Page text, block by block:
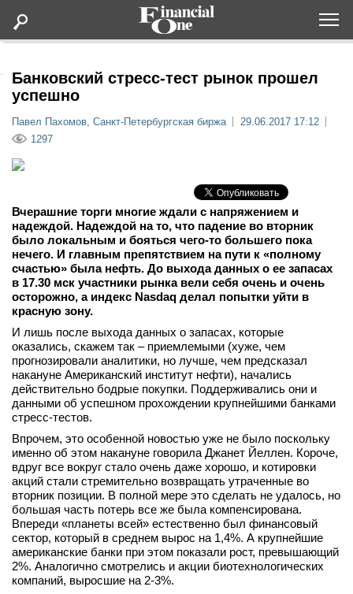
Статьи
Мероприятия
Новости
Интервью
телеграм
Стать автором
Вход
Банковский стресс-тест рынок прошел
успешно
Павел Пахомов, Санкт-Петербургская биржа
29.06.2017 17:12
1297
Вчерашние торги многие ждали с напряжением и
надеждой. Надеждой на то, что падение во вторник
было локальным и бояться чего-то большего пока
нечего. И главным препятствием на пути к «полному
счастью» была нефть. До выхода данных о ее запасах
в 17.30 мск участники рынка вели себя очень и очень
осторожно, а индекс Nasdaq делал попытки уйти в
красную зону.
И лишь после выхода данных о запасах, которые
оказались, скажем так – приемлемыми (хуже, чем
прогнозировали аналитики, но лучше, чем предсказал
накануне Американский институт нефти), начались
действительно бодрые покупки. Поддерживались они и
данными об успешном прохождении крупнейшими банками
стресс-тестов.
Впрочем, это особенной новостью уже не было поскольку
именно об этом накануне говорила Джанет Йеллен. Короче,
вдруг все вокруг стало очень даже хорошо, и котировки
акций стали стремительно возвращать утраченные во
вторник позиции. В полной мере это сделать не удалось, но
большая часть потерь все же была компенсирована.
Впереди «планеты всей» естественно был финансовый
сектор, который в среднем вырос на 1,4%. А крупнейшие
американские банки при этом показали рост, превышающий
2%. Аналогично смотрелись и акции биотехнологических
компаний, выросшие на 2-3%.